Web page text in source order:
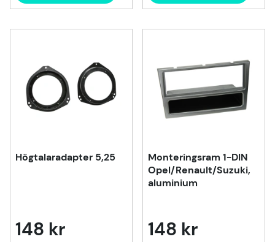
Högtalaradapter 5,25
148 kr
Monteringsram 1-DIN
Opel/Renault/Suzuki,
aluminium
148 kr